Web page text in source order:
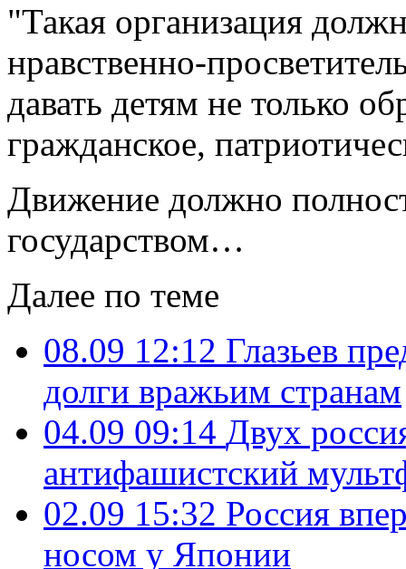
"Такая организация
нравственно-
давать детям не только
гражданское,
Движение должно
государством…
Далее по теме
08.09 12:12 Глазьев
долги вражьим странам
04.09 09:14 Двух
антифашистский
02.09 15:32 Россия
носом у Японии